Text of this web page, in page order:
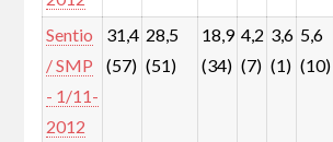
Sentio
/ SMP
- 1/11-
2012
31,4
(57)
28,5
(51)
18,9
(34)
4,2
(7)
3,6
(1)
5,6
(10)